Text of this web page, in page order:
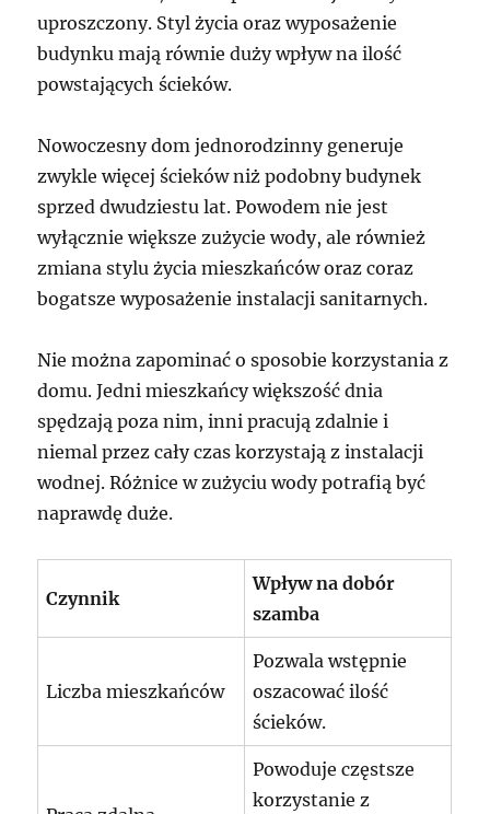
uproszczony. Styl życia oraz wyposażenie
budynku mają równie duży wpływ na ilość
powstających ścieków.
Nowoczesny dom jednorodzinny generuje
zwykle więcej ścieków niż podobny budynek
sprzed dwudziestu lat. Powodem nie jest
wyłącznie większe zużycie wody, ale również
zmiana stylu życia mieszkańców oraz coraz
bogatsze wyposażenie instalacji sanitarnych.
Nie można zapominać o sposobie korzystania z
domu. Jedni mieszkańcy większość dnia
spędzają poza nim, inni pracują zdalnie i
niemal przez cały czas korzystają z instalacji
wodnej. Różnice w zużyciu wody potrafią być
naprawdę duże.
Czynnik
Wpływ na dobór
szamba
Liczba mieszkańców
Pozwala wstępnie
oszacować ilość
ścieków.
Powoduje częstsze
korzystanie z